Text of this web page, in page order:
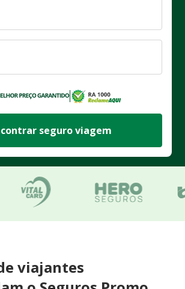
seguro viagem
viajantes